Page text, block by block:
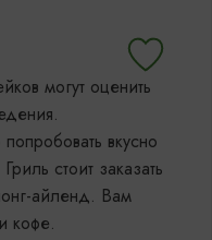
могут оценить
вкусно
стоит заказать
айленд. Вам
кофе.